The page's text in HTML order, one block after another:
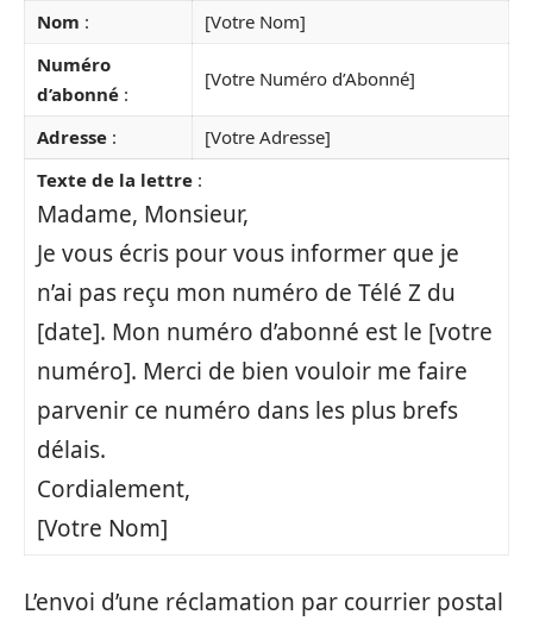
Nom :
[Votre Nom]
Numéro
d’abonné :
[Votre Numéro d’Abonné]
Adresse :
[Votre Adresse]
Texte de la lettre :
Madame, Monsieur,
Je vous écris pour vous informer que je
n’ai pas reçu mon numéro de Télé Z du
[date]. Mon numéro d’abonné est le [votre
numéro]. Merci de bien vouloir me faire
parvenir ce numéro dans les plus brefs
délais.
Cordialement,
[Votre Nom]
L’envoi d’une réclamation par courrier postal